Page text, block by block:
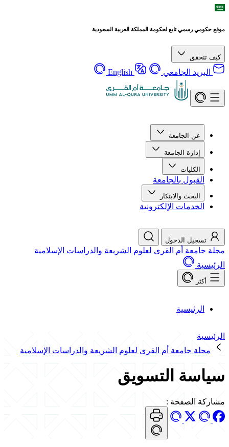
موقع حكومي رسمي تابع لحكومة المملكة العربية السعودية
كيف تتحقق
البريد الجامعي English
عن الجامعة
إدارة الجامعة
الكليات
القبول بالجامعة
البحث والابتكار
الخدمات الإلكترونية
تسجيل الدخول
مجلة جامعة أم القرى لعلوم الشريعة والدراسات الإسلامية
الرئيسية
أكثر
الرئيسية
الرئيسية
مجلة جامعة أم القرى لعلوم الشريعة والدراسات الإسلامية
سياسة التسويق
مشاركة الصفحة :